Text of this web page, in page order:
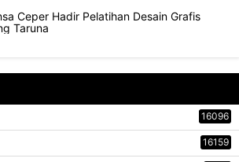
Ceper Hadir Pelatihan Desain Grafis
Taruna
16096
16159